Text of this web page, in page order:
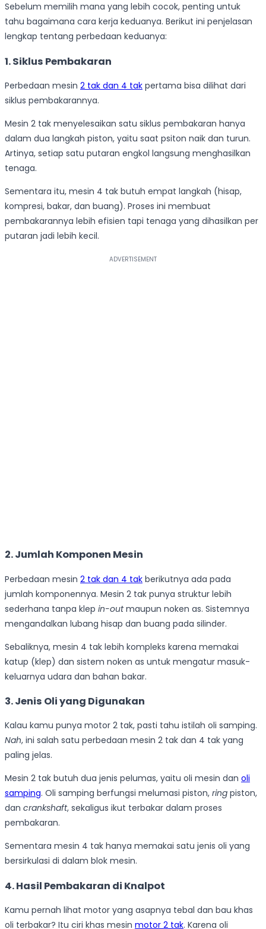
Sebelum memilih mana yang lebih cocok, penting untuk
tahu bagaimana cara kerja keduanya. Berikut ini penjelasan
lengkap tentang perbedaan keduanya:
1. Siklus Pembakaran
Perbedaan mesin 2 tak dan 4 tak pertama bisa dilihat dari
siklus pembakarannya.
Mesin 2 tak menyelesaikan satu siklus pembakaran hanya
dalam dua langkah piston, yaitu saat psiton naik dan turun.
Artinya, setiap satu putaran engkol langsung menghasilkan
tenaga.
Sementara itu, mesin 4 tak butuh empat langkah (hisap,
kompresi, bakar, dan buang). Proses ini membuat
pembakarannya lebih efisien tapi tenaga yang dihasilkan per
putaran jadi lebih kecil.
2. Jumlah Komponen Mesin
Perbedaan mesin 2 tak dan 4 tak berikutnya ada pada
jumlah komponennya. Mesin 2 tak punya struktur lebih
sederhana tanpa klep in-outmaupun noken as. Sistemnya
mengandalkan lubang hisap dan buang pada silinder.
Sebaliknya, mesin 4 tak lebih kompleks karena memakai
katup (klep) dan sistem noken as untuk mengatur masuk-
keluarnya udara dan bahan bakar.
3. Jenis Oli yang Digunakan
Kalau kamu punya motor 2 tak, pasti tahu istilah oli samping.
Nah, ini salah satu perbedaan mesin 2 tak dan 4 tak yang
paling jelas.
Mesin 2 tak butuh dua jenis pelumas, yaitu oli mesin dan oli
samping. Oli samping berfungsi melumasi piston, ring piston,
dan crankshaft, sekaligus ikut terbakar dalam proses
pembakaran.
Sementara mesin 4 tak hanya memakai satu jenis oli yang
bersirkulasi di dalam blok mesin.
4. Hasil Pembakaran di Knalpot
Kamu pernah lihat motor yang asapnya tebal dan bau khas
oli terbakar? Itu ciri khas mesin motor 2 tak. Karena oli